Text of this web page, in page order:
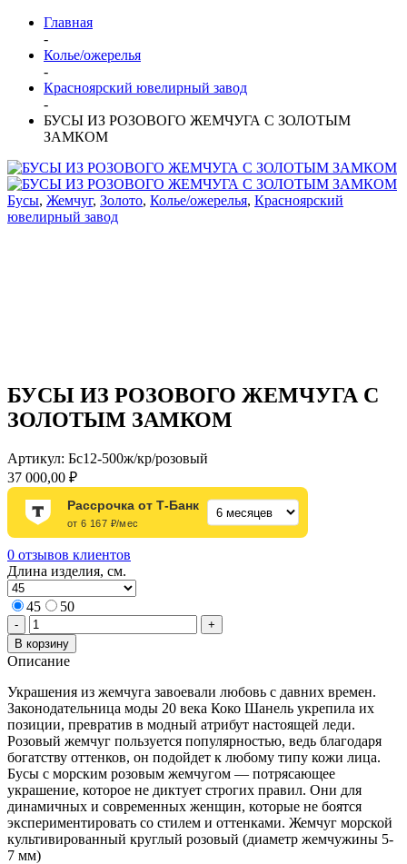
Главная
-
Колье/ожерелья
-
Красноярский ювелирный завод
-
БУСЫ ИЗ РОЗОВОГО ЖЕМЧУГА С ЗОЛОТЫМ
ЗАМКОМ
Бусы, Жемчуг, Золото, Колье/ожерелья, Красноярский
ювелирный завод
БУСЫ ИЗ РОЗОВОГО ЖЕМЧУГА С
ЗОЛОТЫМ ЗАМКОМ
Артикул: Бс12-500ж/кр/розовый
37 000,00 ₽
Рассрочка от Т-Банк
от 6 167 ₽/мес
0 отзывов клиентов
Длина изделия, см.
45 50
-
Количество
товара
БУСЫ
ИЗ
РОЗОВОГО
ЖЕМЧУГА
С
ЗОЛОТЫМ
ЗАМКОМ
+
В корзину
Описание
Украшения из жемчуга завоевали любовь с давних времен.
Законодательница моды 20 века Коко Шанель укрепила их
позиции, превратив в модный атрибут настоящей леди.
Розовый жемчуг пользуется популярностью, ведь благодаря
богатству оттенков, он подойдет к любому типу кожи лица.
Бусы с морским розовым жемчугом — потрясающее
украшение, которое не диктует строгих правил. Они для
динамичных и современных женщин, которые не боятся
экспериментировать со стилем и оттенками. Жемчуг морской
культивированный круглый розовый (диаметр жемчужины 5-
7 мм)